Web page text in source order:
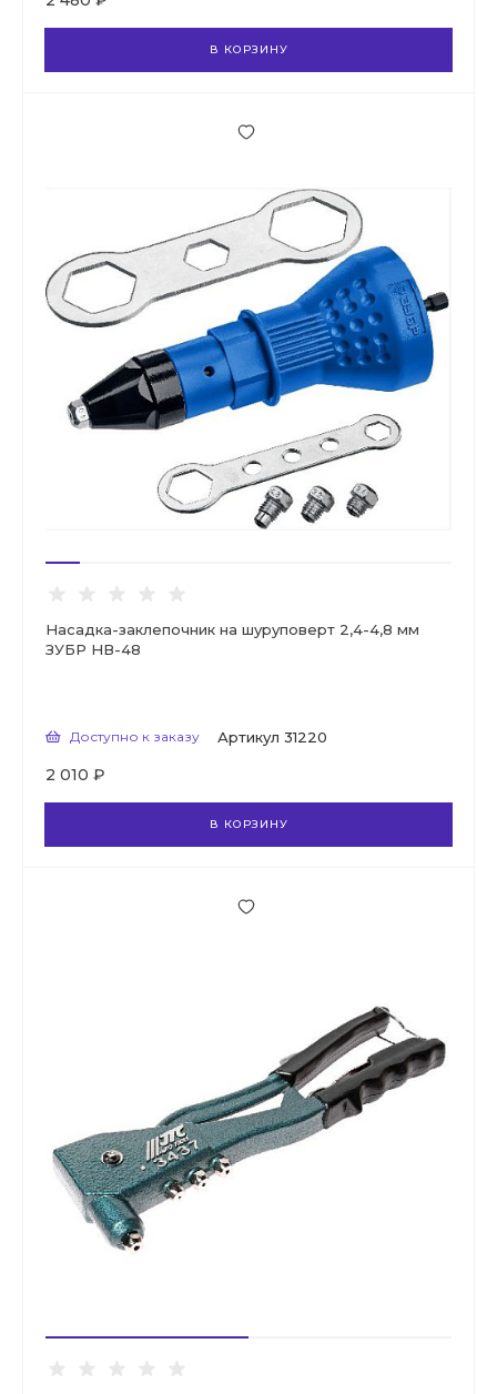
В КОРЗИНУ
Насадка-заклепочник на шуруповерт 2,4-4,8 мм
ЗУБР НВ-48
Доступно к заказу Артикул 31220
2 010 ₽
В КОРЗИНУ